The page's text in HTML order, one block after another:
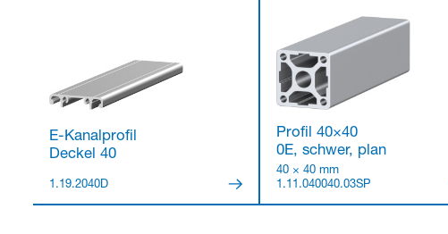
E-Kanalprofil
Deckel 40
1.19.2040D
Profil 40×40
0E, schwer, plan
40 × 40 mm
1.11.040040.03SP